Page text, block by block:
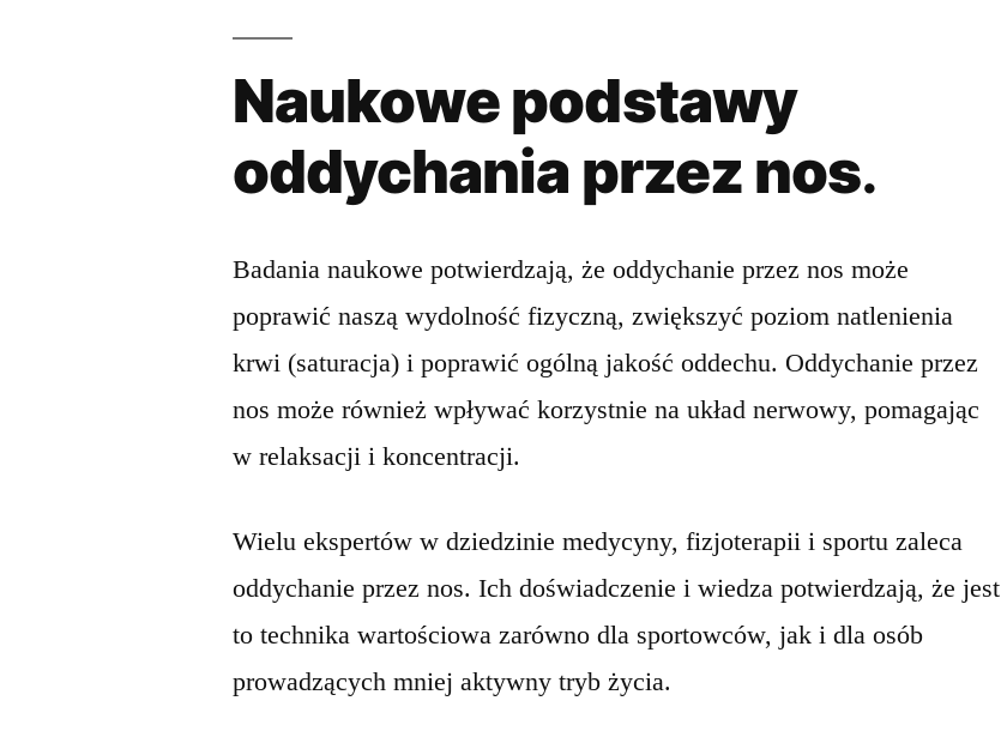
Naukowe podstawy
oddychania przez nos.
Badania naukowe potwierdzają, że oddychanie przez nos może
poprawić naszą wydolność fizyczną, zwiększyć poziom natlenienia
krwi (saturacja) i poprawić ogólną jakość oddechu. Oddychanie przez
nos może również wpływać korzystnie na układ nerwowy, pomagając
w relaksacji i koncentracji.
Wielu ekspertów w dziedzinie medycyny, fizjoterapii i sportu zaleca
oddychanie przez nos. Ich doświadczenie i wiedza potwierdzają, że jest
to technika wartościowa zarówno dla sportowców, jak i dla osób
prowadzących mniej aktywny tryb życia.